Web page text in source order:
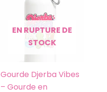
EN RUPTURE DE
STOCK
Gourde Djerba Vibes
– Gourde en